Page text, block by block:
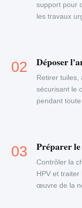
support pour
les travaux
Déposer
Retirer tuiles,
sécurisant le
pendant
Préparer
Contrôler la
HPV et
œuvre de la